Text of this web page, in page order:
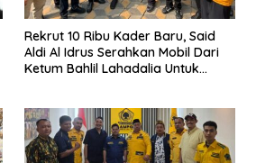
Rekrut 10 Ribu Kader Baru, Said
Aldi Al Idrus Serahkan Mobil Dari
Ketum Bahlil Lahadalia Untuk